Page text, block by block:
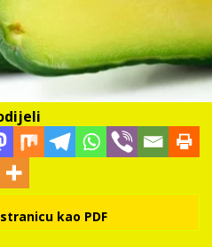
kao PDF